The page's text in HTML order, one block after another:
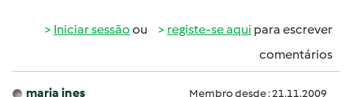
Iniciar sessão ou registe-se aqui para escrever
comentários
maria ines Membro desde : 21.11.2009